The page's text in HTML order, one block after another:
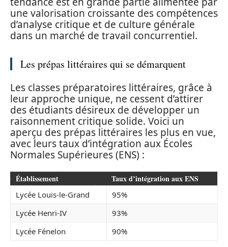
une valorisation croissante des compétences
d’analyse critique et de culture générale
dans un marché de travail concurrentiel.
Les prépas littéraires qui se démarquent
Les classes préparatoires littéraires, grâce à
leur approche unique, ne cessent d’attirer
des étudiants désireux de développer un
raisonnement critique solide. Voici un
aperçu des prépas littéraires les plus en vue,
avec leurs taux d’intégration aux Écoles
Normales Supérieures (ENS) :
Établissement Taux d’intégration aux ENS
Lycée Louis-le-Grand
95%
Lycée Henri-IV
93%
Lycée Fénelon
90%